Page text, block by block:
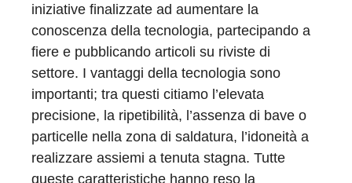
iniziative finalizzate ad aumentare la
conoscenza della tecnologia, partecipando a
fiere e pubblicando articoli su riviste di
settore. I vantaggi della tecnologia sono
importanti; tra questi citiamo l’elevata
precisione, la ripetibilità, l’assenza di bave o
particelle nella zona di saldatura, l’idoneità a
realizzare assiemi a tenuta stagna. Tutte
queste caratteristiche hanno reso la